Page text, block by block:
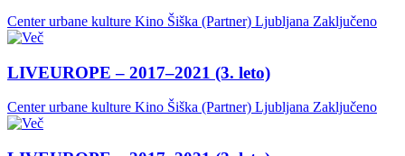
Center urbane kulture Kino Šiška (Partner) Ljubljana Zaključeno
LIVEUROPE – 2017–2021 (3. leto)
Center urbane kulture Kino Šiška (Partner) Ljubljana Zaključeno